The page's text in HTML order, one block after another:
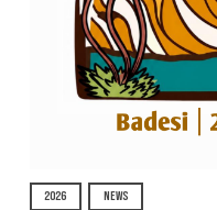
2026 NEWS